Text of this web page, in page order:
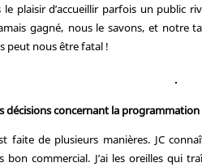
plaisir d’accueillir parfois un public
gagné, nous le savons, et notre
peut nous être fatal !
décisions concernant la programmation
faite de plusieurs manières. JC
commercial. J’ai les oreilles qui